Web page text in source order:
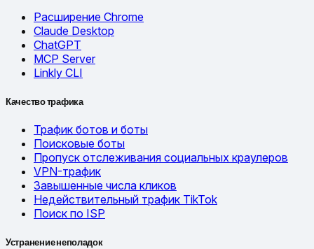
Расширение Chrome
Claude Desktop
ChatGPT
MCP Server
Linkly CLI
Качество трафика
Трафик ботов и боты
Поисковые боты
Пропуск отслеживания социальных краулеров
VPN-трафик
Завышенные числа кликов
Недействительный трафик TikTok
Поиск по ISP
Устранение неполадок